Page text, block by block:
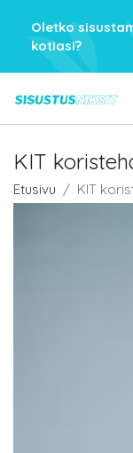
Oletko
kotiasi?
KIT
Etusivu KIT